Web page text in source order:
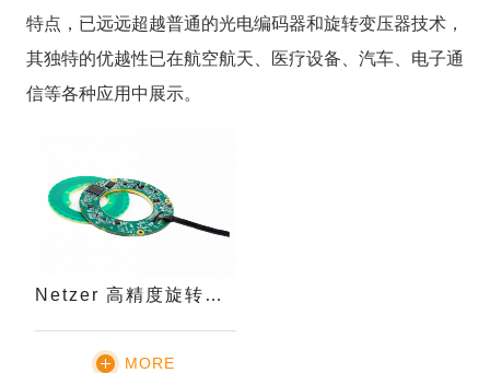
特点，已远远超越普通的光电编码器和旋转变压器技术，
其独特的优越性已在航空航天、医疗设备、汽车、电子通
信等各种应用中展示。
Netzer 高精度旋转编码器
MORE